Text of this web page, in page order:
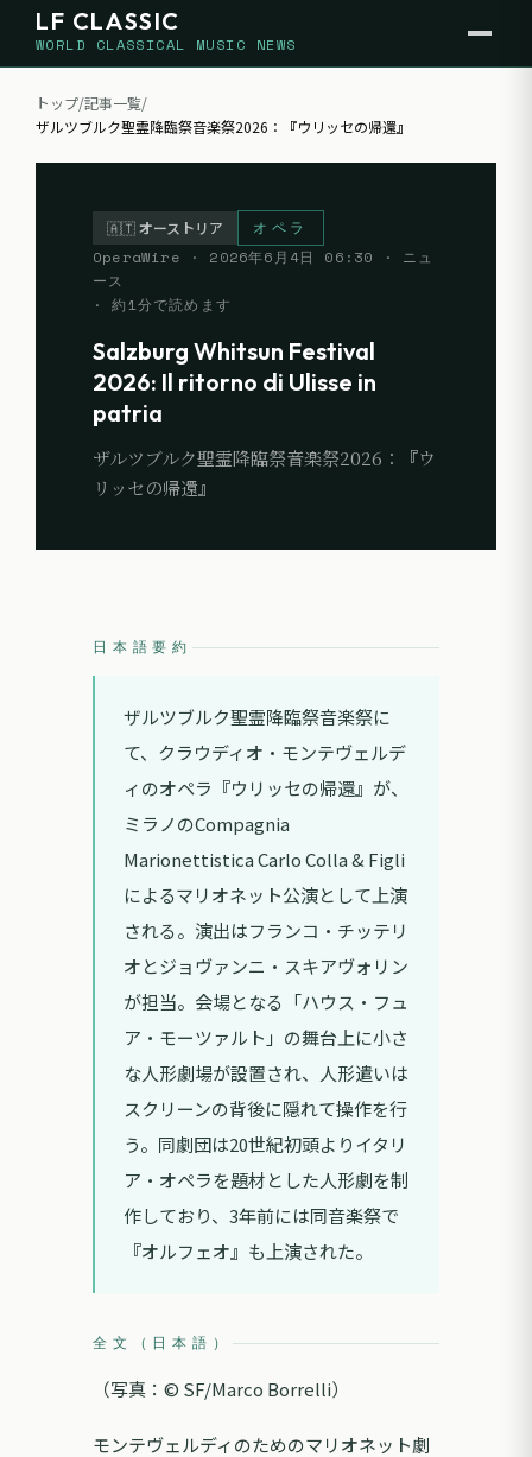
LF CLASSIC
WORLD CLASSICAL MUSIC NEWS
トップ/記事一覧/
ザルツブルク聖霊降臨祭音楽祭2026：『ウリッセの帰還』
🇦🇹 オーストリア
オペラ
OperaWire
· 2026年6月4日 06:30 · ニュ
ース
· 約1分で読めます
Salzburg Whitsun Festival
2026: Il ritorno di Ulisse in
patria
ザルツブルク聖霊降臨祭音楽祭2026：『ウ
リッセの帰還』
日本語要約
ザルツブルク聖霊降臨祭音楽祭に
て、クラウディオ・モンテヴェルデ
ィのオペラ『ウリッセの帰還』が、
ミラノのCompagnia
Marionettistica Carlo Colla & Figli
によるマリオネット公演として上演
される。演出はフランコ・チッテリ
オとジョヴァンニ・スキアヴォリン
が担当。会場となる「ハウス・フュ
ア・モーツァルト」の舞台上に小さ
な人形劇場が設置され、人形遣いは
スクリーンの背後に隠れて操作を行
う。同劇団は20世紀初頭よりイタリ
ア・オペラを題材とした人形劇を制
作しており、3年前には同音楽祭で
『オルフェオ』も上演された。
全文（日本語）
（写真：© SF/Marco Borrelli）
モンテヴェルディのためのマリオネット劇